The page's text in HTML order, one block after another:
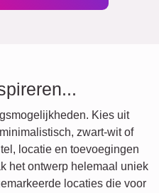
Kies uit
zwart-wit of
locatie en toevoegingen
het ontwerp helemaal uniek
locaties die voor